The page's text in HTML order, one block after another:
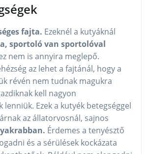
fajta. Ezeknél a kutyáknál
sportoló van sportolóval
nem is annyira meglepő.
az lehet a fajtánál, hogy a
révén nem tudnak magukra
kell nagyon
Ezek a kutyék betegséggel
az állatorvosnál, sajnos
Érdemes a tenyésztő
és a sérülések kockázata